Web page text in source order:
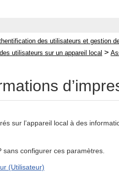
des utilisateurs et gestion
utilisateurs sur un appareil local >
sur l’appareil local à des
sans configurer ces paramètres.
(Utilisateur)